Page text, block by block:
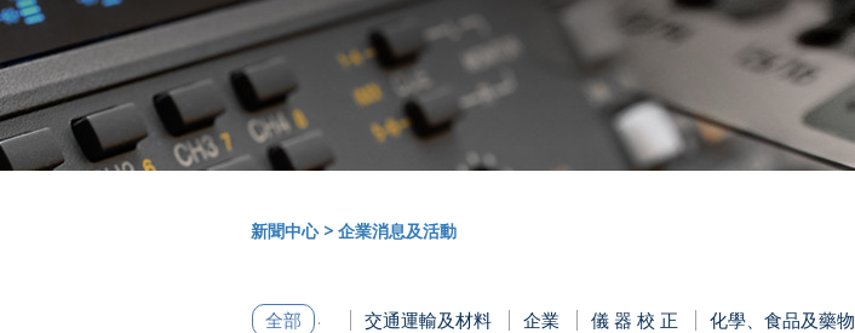
新聞中心 > 企業消息及活動
全部 交通運輸及材料 企業 儀 器 校 正 化學、食品及藥物